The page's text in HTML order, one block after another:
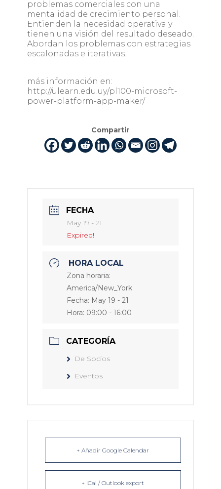
problemas comerciales con una
mentalidad de crecimiento personal.
Entienden la necesidad operativa y
tienen una visión del resultado deseado.
Abordan los problemas con estrategias
escalonadas e iterativas.
más información en:
http://ulearn.edu.uy/pl100-microsoft-
power-platform-app-maker/
Compartir
FECHA
May 19 - 21
Expired!
HORA LOCAL
Zona horaria:
America/New_York
Fecha: May 19 - 21
Hora: 09:00 - 16:00
CATEGORÍA
De Socios
Eventos
+ Añadir Google Calendar
+ iCal / Outlook export